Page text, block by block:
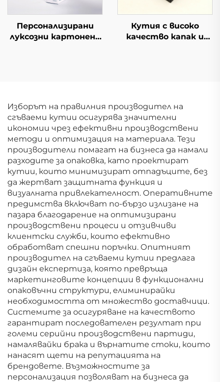
Персонализирани
луксозни картонени
Кутия с високо
качество капак и
топки за тенис и
голф
Изборът на правилния производител на
сгъваеми кутии осигурява значителни
икономии чрез ефективни производствени
методи и оптимизация на материала. Тези
производители помагат на бизнеса да намали
разходите за опаковка, като проектират
кутии, които минимизират отпадъците, без
да жертват защитната функция и
визуалната привлекателност. Оперативните
предимства включват по-бързо излизане на
пазара благодарение на оптимизирани
производствени процеси и отзивчиви
клиентски служби, които ефективно
обработват спешни поръчки. Опитният
производител на сгъваеми кутии предлага
дизайн експертиза, която превръща
маркетинговите концепции в функционални
опаковъчни структури, елиминирайки
необходимостта от множество доставчици.
Системите за осигуряване на качеството
гарантират последователен резултат при
големи серийни производствени партиди,
намалявайки брака и върнатите стоки, които
нанасят щети на репутацията на
брендовете. Възможностите за
персонализация позволяват на бизнеса да